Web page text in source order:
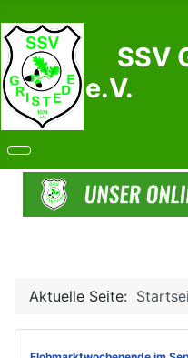
SSV
e.V.
Aktuelle Seite: